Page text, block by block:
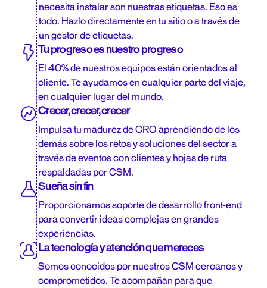
necesita instalar son nuestras etiquetas. Eso es
todo. Hazlo directamente en tu sitio o a través de
un gestor de etiquetas.
Tu progreso es nuestro progreso
El 40% de nuestros equipos están orientados al
cliente. Te ayudamos en cualquier parte del viaje,
en cualquier lugar del mundo.
Crecer, crecer, crecer
Impulsa tu madurez de CRO aprendiendo de los
demás sobre los retos y soluciones del sector a
través de eventos con clientes y hojas de ruta
respaldadas por CSM.
Sueña sin fin
Proporcionamos soporte de desarrollo front-end
para convertir ideas complejas en grandes
experiencias.
La tecnología y atención que mereces
Somos conocidos por nuestros CSM cercanos y
comprometidos. Te acompañan para que